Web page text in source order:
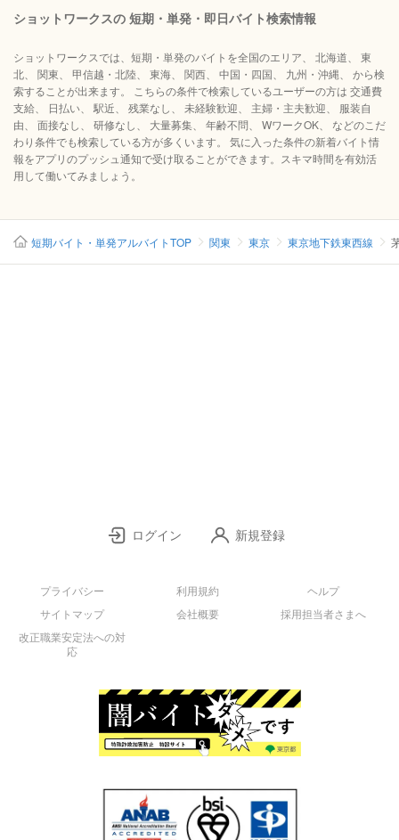
ショットワークスの 短期・単発・即日バイト検索情報
ショットワークスでは、短期・単発のバイトを全国のエリア、 北海道、 東
北、 関東、 甲信越・北陸、 東海、 関西、 中国・四国、 九州・沖縄、 から検
索することが出来ます。 こちらの条件で検索しているユーザーの方は 交通費
支給、 日払い、 駅近、 残業なし、 未経験歓迎、 主婦・主夫歓迎、 服装自
由、 面接なし、 研修なし、 大量募集、 年齢不問、 WワークOK、 などのこだ
わり条件でも検索している方が多くいます。 気に入った条件の新着バイト情
報をアプリのプッシュ通知で受け取ることができます。スキマ時間を有効活
用して働いてみましょう。
短期バイト・単発アルバイトTOP 関東 東京 東京地下鉄東西線
ログイン 新規登録
プライバシー 利用規約
ヘルプ
サイトマップ
会社概要
採用担当者さまへ
改正職業安定法への対
応